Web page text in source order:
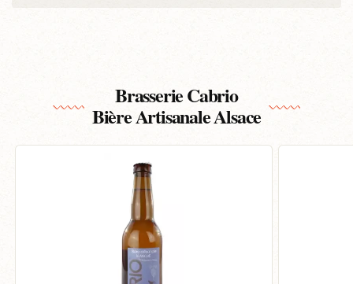
Brasserie Cabrio
Bière Artisanale Alsace